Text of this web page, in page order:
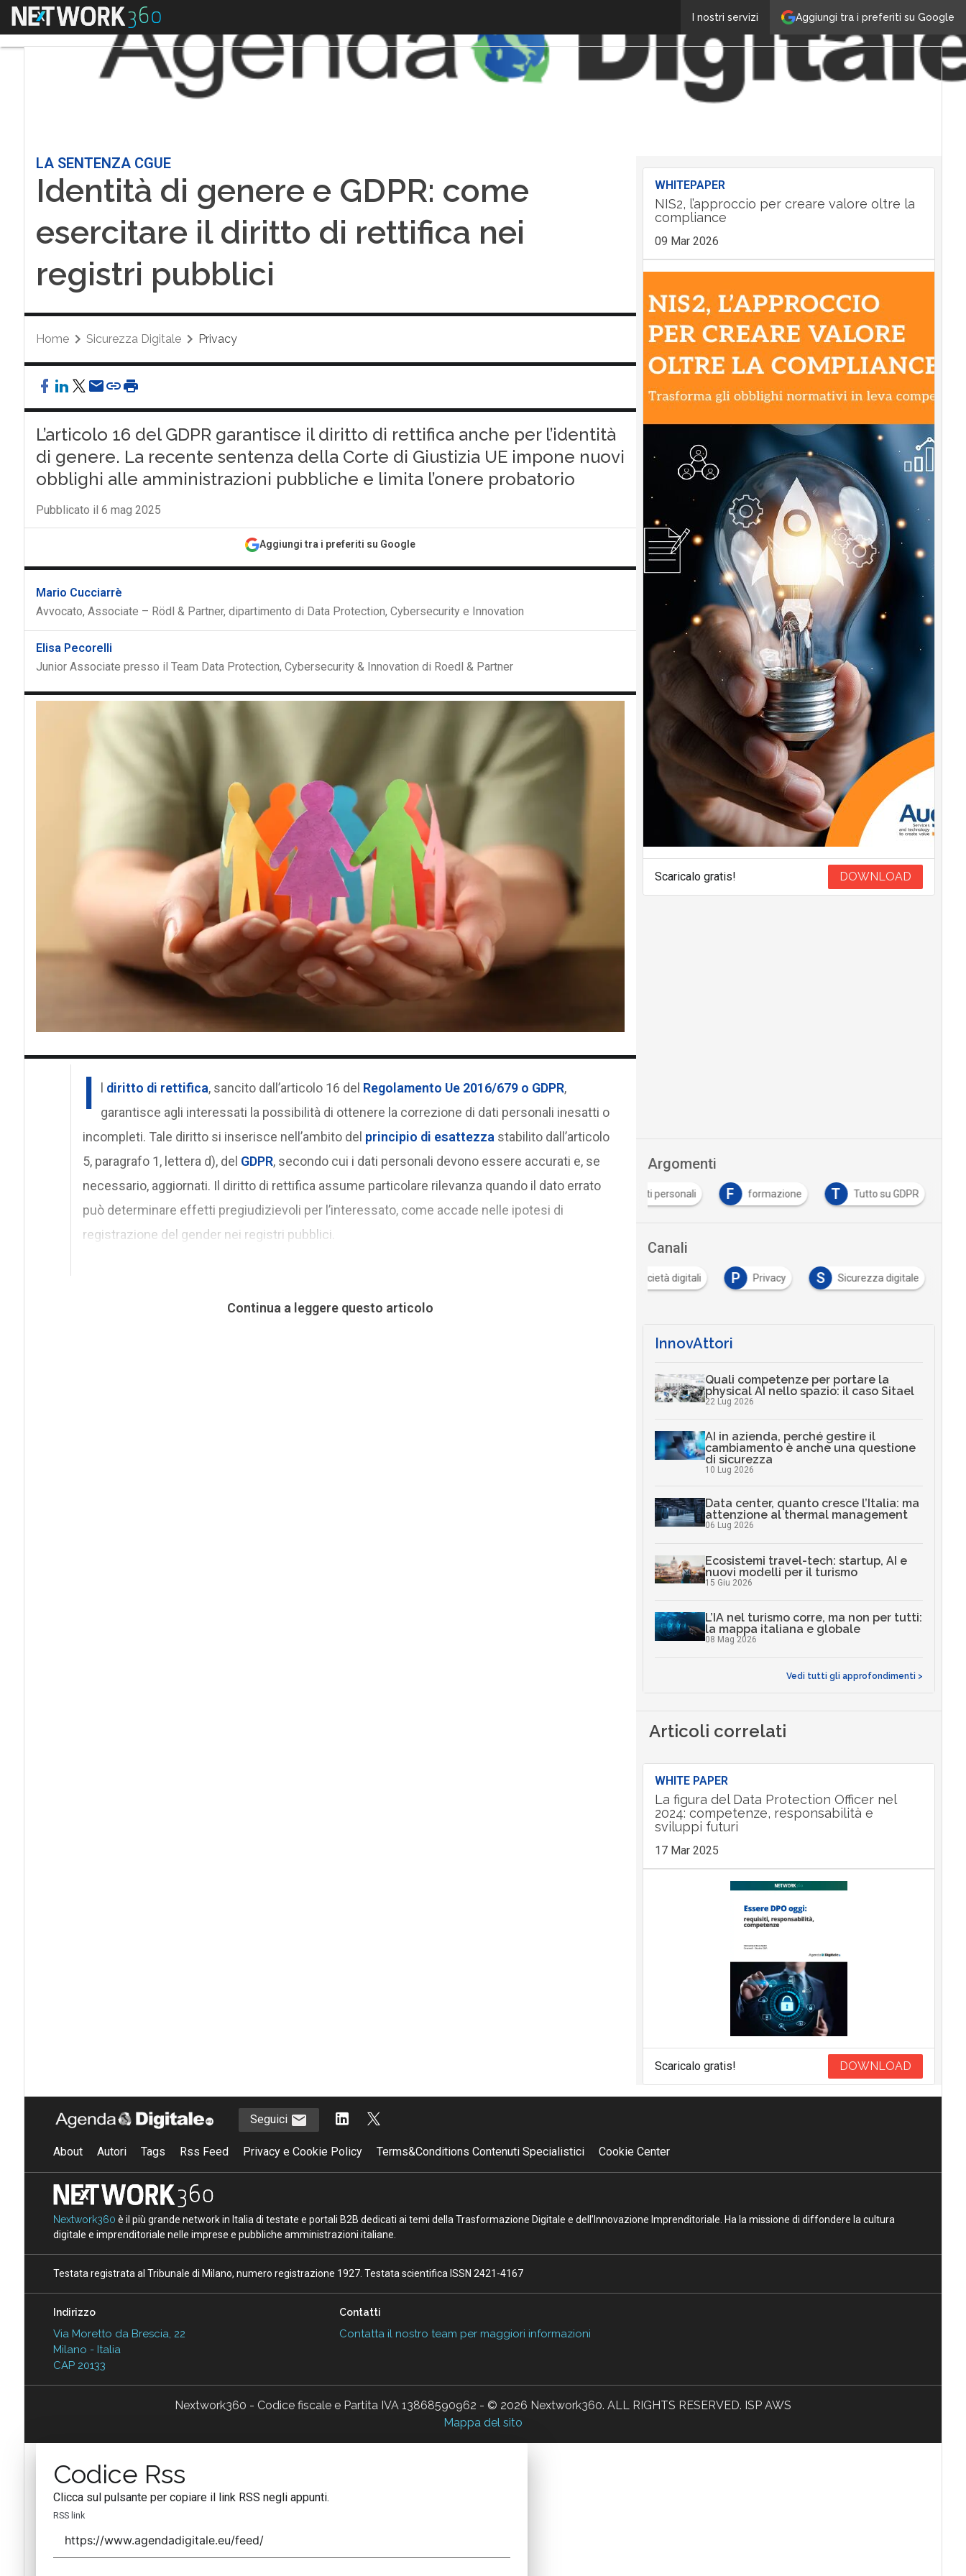
Aggiungi tra i preferiti su Google
I nostri servizi
Menu
LA SENTENZA CGUE
Identità di genere e GDPR: come
esercitare il diritto di rettifica nei
registri pubblici
Home Sicurezza Digitale Privacy
L’articolo 16 del GDPR garantisce il diritto di rettifica anche per l’identità
di genere. La recente sentenza della Corte di Giustizia UE impone nuovi
obblighi alle amministrazioni pubbliche e limita l’onere probatorio
Pubblicato il 6 mag 2025
Aggiungi tra i preferiti su Google
Mario Cucciarrè
Avvocato, Associate – Rödl & Partner, dipartimento di Data Protection, Cybersecurity e Innovation
Elisa Pecorelli
Junior Associate presso il Team Data Protection, Cybersecurity & Innovation di Roedl & Partner
I l diritto di rettifica, sancito dall’articolo 16 del Regolamento Ue 2016/679 o GDPR,
garantisce agli interessati la possibilità di ottenere la correzione di dati personali inesatti o
incompleti. Tale diritto si inserisce nell’ambito del principio di esattezza stabilito dall’articolo
5, paragrafo 1, lettera d), del GDPR, secondo cui i dati personali devono essere accurati e, se
necessario, aggiornati. Il diritto di rettifica assume particolare rilevanza quando il dato errato
può determinare effetti pregiudizievoli per l’interessato, come accade nelle ipotesi di
registrazione del gender nei registri pubblici.
Continua a leggere questo articolo
WHITEPAPER
NIS2, l’approccio per creare valore oltre la
compliance
09 Mar 2026
Scaricalo gratis! DOWNLOAD
Argomenti
dati personali F formazione T Tutto su GDPR
Canali
Cultura e società digitali P Privacy S Sicurezza digitale
InnovAttori
Quali competenze per portare la
physical AI nello spazio: il caso Sitael
22 Lug 2026
AI in azienda, perché gestire il
cambiamento è anche una questione
di sicurezza
10 Lug 2026
Data center, quanto cresce l’Italia: ma
attenzione al thermal management
06 Lug 2026
Ecosistemi travel-tech: startup, AI e
nuovi modelli per il turismo
15 Giu 2026
L’IA nel turismo corre, ma non per tutti:
la mappa italiana e globale
08 Mag 2026
Vedi tutti gli approfondimenti >
Articoli correlati
WHITE PAPER
La figura del Data Protection Officer nel
2024: competenze, responsabilità e
sviluppi futuri
17 Mar 2025
Scaricalo gratis! DOWNLOAD
Seguici
About Autori Tags Rss Feed Privacy e Cookie Policy Terms&Conditions Contenuti Specialistici Cookie Center
Nextwork360 è il più grande network in Italia di testate e portali B2B dedicati ai temi della Trasformazione Digitale e dell’Innovazione Imprenditoriale. Ha la missione di diffondere la cultura
digitale e imprenditoriale nelle imprese e pubbliche amministrazioni italiane.
Testata registrata al Tribunale di Milano, numero registrazione 1927. Testata scientifica ISSN 2421-4167
Indirizzo
Via Moretto da Brescia, 22
Milano - Italia
CAP 20133
Contatti
Contatta il nostro team per maggiori informazioni
Nextwork360 - Codice fiscale e Partita IVA 13868590962 - © 2026 Nextwork360. ALL RIGHTS RESERVED. ISP AWS
Mappa del sito
Codice Rss
Clicca sul pulsante per copiare il link RSS negli appunti.
RSS link